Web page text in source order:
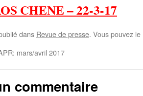
CHENE – 22-3-17
dans Revue de presse. Vous pouvez
mars/avril 2017
commentaire